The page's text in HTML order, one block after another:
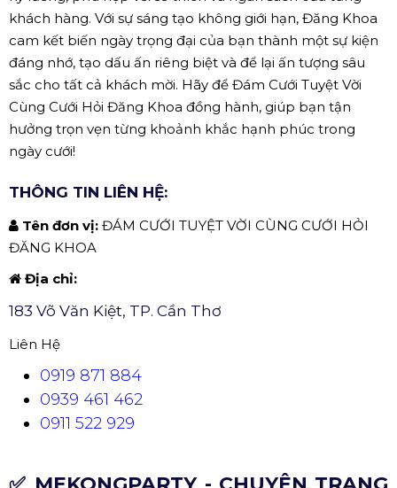
khách hàng. Với sự sáng tạo không giới hạn, Đăng Khoa
cam kết biến ngày trọng đại của bạn thành một sự kiện
đáng nhớ, tạo dấu ấn riêng biệt và để lại ấn tượng sâu
sắc cho tất cả khách mời. Hãy để Đám Cưới Tuyệt Vời
Cùng Cưới Hỏi Đăng Khoa đồng hành, giúp bạn tận
hưởng trọn vẹn từng khoảnh khắc hạnh phúc trong
ngày cưới!
THÔNG TIN LIÊN HỆ:
Tên đơn vị: ĐÁM CƯỚI TUYỆT VỜI CÙNG CƯỚI HỎI
ĐĂNG KHOA
Địa chỉ:
183 Võ Văn Kiệt, TP. Cần Thơ
Liên Hệ
0919 871 884
0939 461 462
0911 522 929